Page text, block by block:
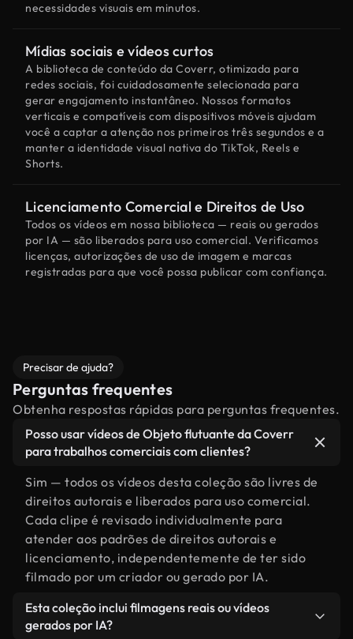
necessidades visuais em minutos.
Mídias sociais e vídeos curtos
A biblioteca de conteúdo da Coverr, otimizada para
redes sociais, foi cuidadosamente selecionada para
gerar engajamento instantâneo. Nossos formatos
verticais e compatíveis com dispositivos móveis ajudam
você a captar a atenção nos primeiros três segundos e a
manter a identidade visual nativa do TikTok, Reels e
Shorts.
Licenciamento Comercial e Direitos de Uso
Todos os vídeos em nossa biblioteca — reais ou gerados
por IA — são liberados para uso comercial. Verificamos
licenças, autorizações de uso de imagem e marcas
registradas para que você possa publicar com confiança.
Precisar de ajuda?
Perguntas frequentes
Obtenha respostas rápidas para perguntas frequentes.
Posso usar vídeos de Objeto flutuante da Coverr
para trabalhos comerciais com clientes?
Sim — todos os vídeos desta coleção são livres de
direitos autorais e liberados para uso comercial.
Cada clipe é revisado individualmente para
atender aos padrões de direitos autorais e
licenciamento, independentemente de ter sido
filmado por um criador ou gerado por IA.
Esta coleção inclui filmagens reais ou vídeos
gerados por IA?